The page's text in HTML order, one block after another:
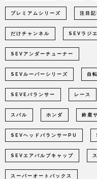
プレミアムシリーズ 注目記
だけチャンネル SEVラジ
SEVアンダーチューナー
SEVルーパーシリーズ 自
SEVEバランサー レース
スバル ホンダ 鈴鹿
SEVヘッドバランサーPU
SEVエアバルブキャップ
スーパーオートバックス